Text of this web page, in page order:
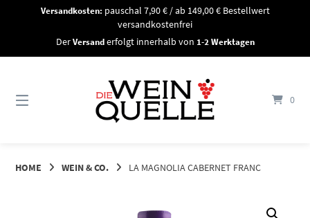
Versandkosten: pauschal 7,90 € / ab 149,00 € Bestellwert
versandkostenfrei
DerVersanderfolgt innerhalb von 1-2 Werktagen
0
HOME WEIN & CO. LA MAGNOLIA CABERNET FRANC